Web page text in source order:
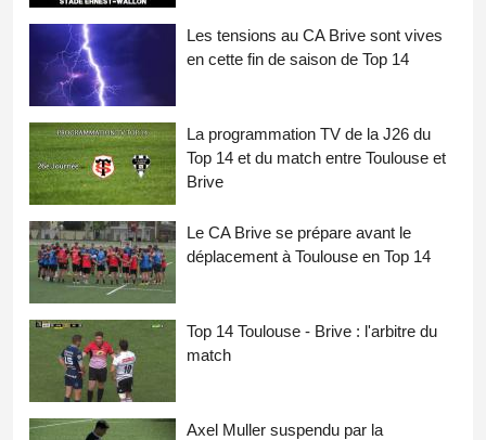
Les tensions au CA Brive sont vives
en cette fin de saison de Top 14
La programmation TV de la J26 du
Top 14 et du match entre Toulouse et
Brive
Le CA Brive se prépare avant le
déplacement à Toulouse en Top 14
Top 14 Toulouse - Brive : l'arbitre du
match
Axel Muller suspendu par la